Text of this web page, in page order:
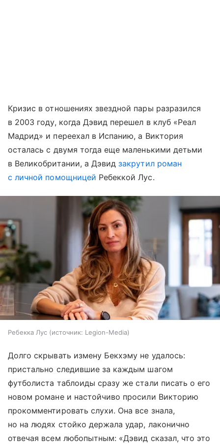
Кризис в отношениях звездной пары разразился
в 2003 году, когда Дэвид перешел в клуб «Реал
Мадрид» и переехал в Испанию, а Виктория
осталась с двумя тогда еще маленькими детьми
в Великобритании, а Дэвидзакрутил роман
с личной помощницей Ребеккой Лус.
Ребекка Лус источник: Legion-Media
Долго скрывать измену Бекхэму не удалось:
пристально следившие за каждым шагом
футболиста таблоиды сразу же стали писать о его
новом романе и настойчиво просили Викторию
прокомментировать слухи. Она все знала,
но на людях стойко держала удар, лаконично
отвечая всем любопытным: «Дэвид сказал, что это